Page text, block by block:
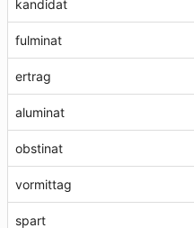
kandidat
fulminat
ertrag
aluminat
obstinat
vormittag
spart